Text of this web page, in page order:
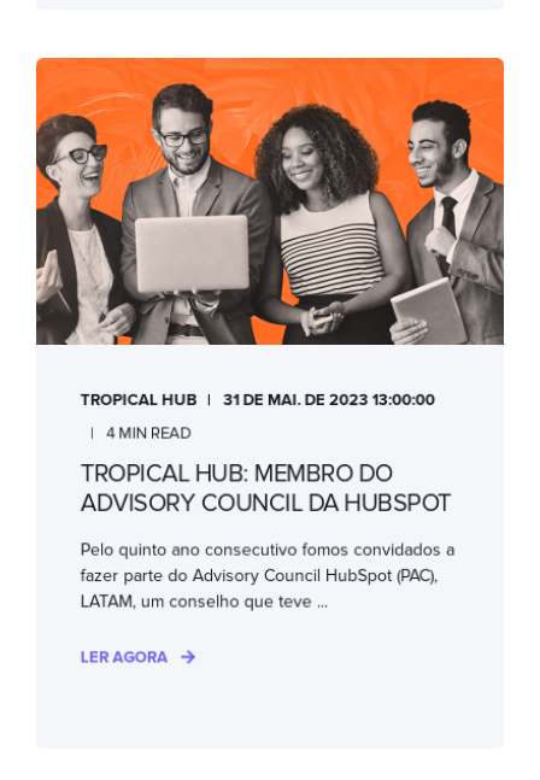
TROPICAL HUB 31 DE MAI. DE 2023 13:00:00
4 MIN READ
TROPICAL HUB: MEMBRO DO
ADVISORY COUNCIL DA HUBSPOT
Pelo quinto ano consecutivo fomos convidados a
fazer parte do Advisory Council HubSpot (PAC),
LATAM, um conselho que teve ...
LER AGORA